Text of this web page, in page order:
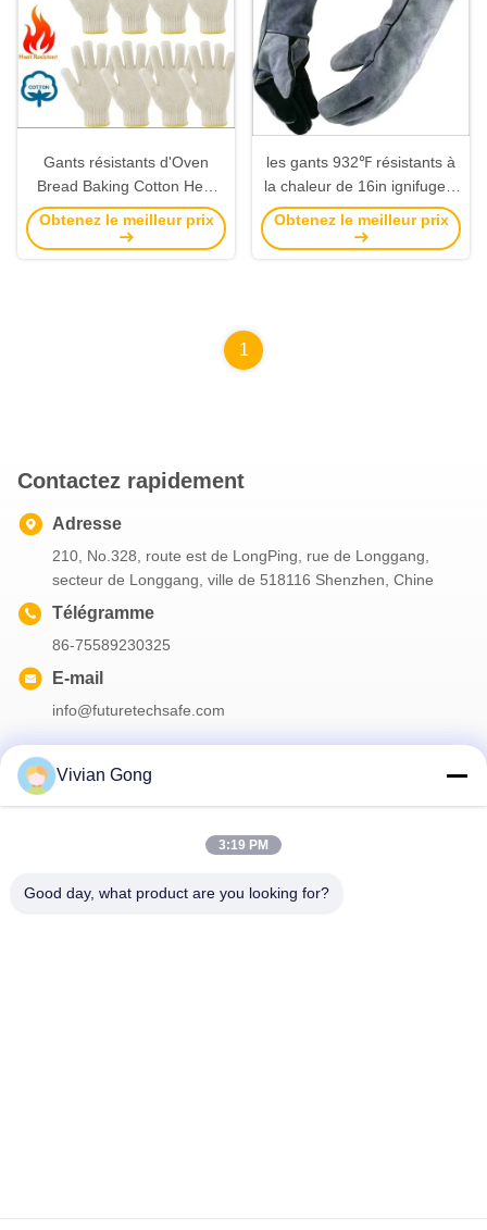
Gants résistants d'Oven
Bread Baking Cotton Heat
de BARBECUE pour faire
isolée
Obtenez le meilleur prix
les gants 932℉ résistants à
la chaleur de 16in ignifugent
les gants coupés de preuve
pour la sécurité
Obtenez le meilleur prix
1
Contactez rapidement
Adresse
210, No.328, route est de LongPing, rue de Longgang,
secteur de Longgang, ville de 518116 Shenzhen, Chine
Télégramme
86-75589230325
E-mail
info@futuretechsafe.com
encore.
Vivian Gong
3:19 PM
Good day, what product are you looking for?